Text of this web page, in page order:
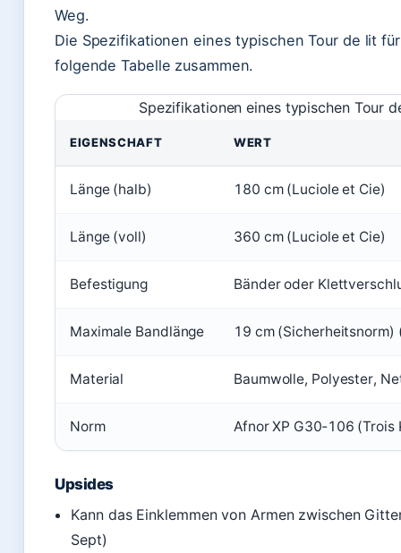
Weg.
Die Spezifikationen eines typischen Tour de lit
folgende Tabelle zusammen.
Spezifikationen eines typischen Tour
EIGENSCHAFT WERT
Länge (halb) 180 cm (Luciole et Cie)
Länge (voll) 360 cm (Luciole et Cie)
Befestigung Bänder oder
Maximale Bandlänge 19 cm (Sicherheitsnorm)
Material Baumwolle, Polyester,
Norm Afnor XP G30‑106 (Trois
Upsides
Kann das Einklemmen von Armen zwischen
Sept)